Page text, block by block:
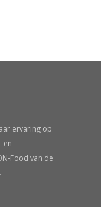
ervaring op
en
Food van de